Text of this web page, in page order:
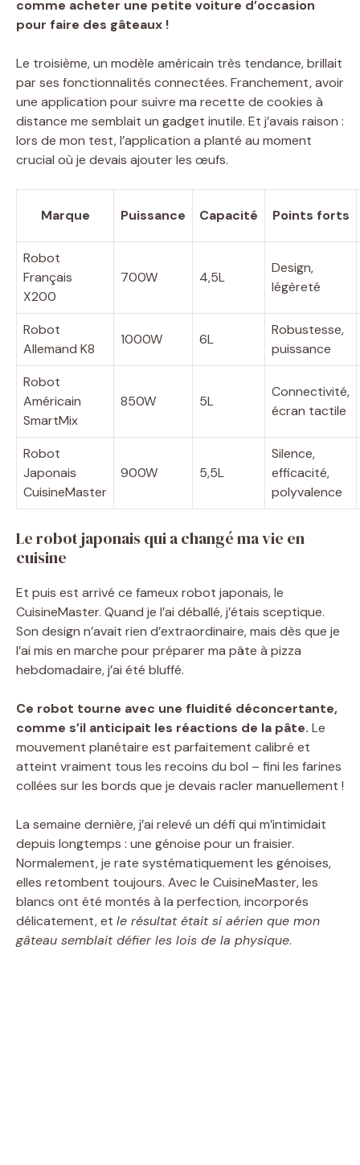
comme acheter une petite voiture d’occasion
pour faire des gâteaux !
Le troisième, un modèle américain très tendance, brillait
par ses fonctionnalités connectées. Franchement, avoir
une application pour suivre ma recette de cookies à
distance me semblait un gadget inutile. Et j’avais raison :
lors de mon test, l’application a planté au moment
crucial où je devais ajouter les œufs.
Marque Puissance Capacité Points forts
Robot
Français
X200
700W 4,5L
Design,
légèreté
Robot
Allemand K8
1000W 6L
Robustesse,
puissance
Robot
Américain
SmartMix
850W 5L
Connectivité,
écran tactile
Robot
Japonais
CuisineMaster
900W 5,5L
Silence,
efficacité,
polyvalence
Le robot japonais qui a changé ma vie en
cuisine
Et puis est arrivé ce fameux robot japonais, le
CuisineMaster. Quand je l’ai déballé, j’étais sceptique.
Son design n’avait rien d’extraordinaire, mais dès que je
l’ai mis en marche pour préparer ma pâte à pizza
hebdomadaire, j’ai été bluffé.
Ce robot tourne avec une fluidité déconcertante,
comme s’il anticipait les réactions de la pâte. Le
mouvement planétaire est parfaitement calibré et
atteint vraiment tous les recoins du bol – fini les farines
collées sur les bords que je devais racler manuellement !
La semaine dernière, j’ai relevé un défi qui m’intimidait
depuis longtemps : une génoise pour un fraisier.
Normalement, je rate systématiquement les génoises,
elles retombent toujours. Avec le CuisineMaster, les
blancs ont été montés à la perfection, incorporés
délicatement, et le résultat était si aérien que mon
gâteau semblait défier les lois de la physique.